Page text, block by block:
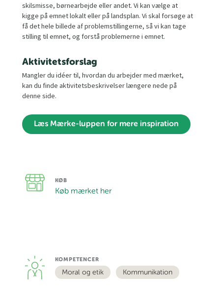
skilsmisse, børnearbejde eller andet. Vi kan vælge at
kigge på emnet lokalt eller på landsplan. Vi skal forsøge at
få det hele billede af problemstillingerne, så vi kan tage
stilling til emnet, og forstå problemerne i emnet.
Aktivitetsforslag
Mangler du idéer til, hvordan du arbejder med mærket,
kan du finde aktivitetsbeskrivelser længere nede på
denne side.
Læs Mærke-luppen for mere inspiration
KØB
Køb mærket her
KOMPETENCER
Moral og etik Kommunikation